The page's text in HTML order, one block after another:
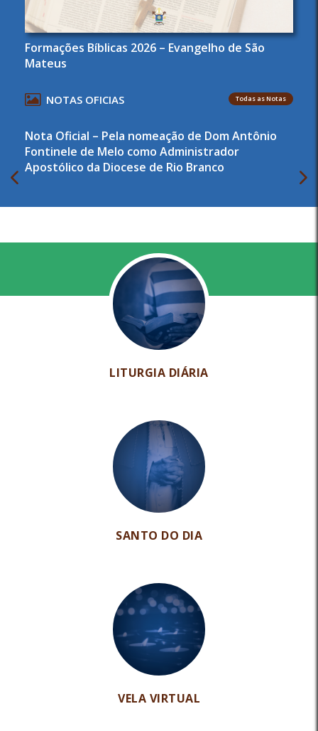
Formações Bíblicas 2026 – Evangelho de São
Mateus
NOTAS OFICIAS Todas as Notas
Nota Oficial – Pela nomeação de Dom Antônio
Fontinele de Melo como Administrador
Apostólico da Diocese de Rio Branco
LITURGIA DIÁRIA
SANTO DO DIA
VELA VIRTUAL